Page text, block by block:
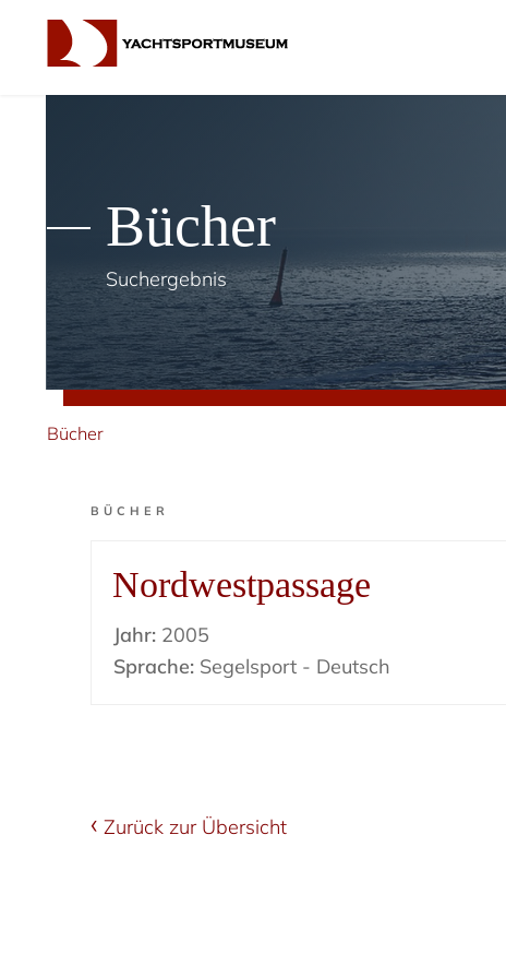
Bücher
Suchergebnis
Bücher
BÜCHER
Nordwestpassage
Jahr: 2005
Sprache: Segelsport - Deutsch
Zurück zur Übersicht